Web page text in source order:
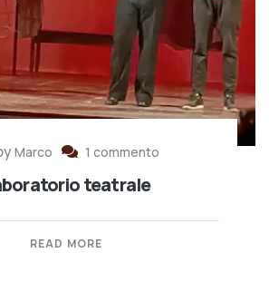
Marco 1 commento
teatrale
READ MORE